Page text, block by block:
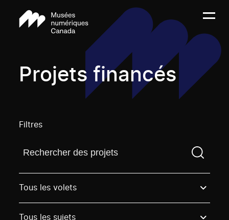
Projets financés
Filtres
Trouvez un projetVous devez saisir un terme de
Tous les volets
Tous les sujets